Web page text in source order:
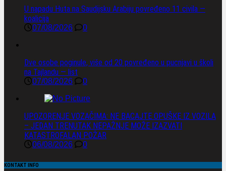
U napadu Huta na Saudijsku Arabiju povređeno 11 civila —
koalicija
07/08/2026 0
Dve osobe poginule, više od 20 povređeno u pucnjavi u školi
na Tajlandu — list
07/08/2026 0
UPOZORENJE VOZAČIMA: NE BACAJTE OPUŠKE IZ VOZILA
– JEDAN TRENUTAK NEPAŽNJE MOŽE IZAZVATI
KATASTROFALAN POŽAR
06/08/2026 0
KONTAKT INFO